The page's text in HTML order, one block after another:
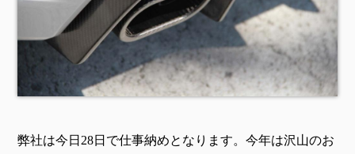
弊社は今日28日で仕事納めとなります。今年は沢山のお